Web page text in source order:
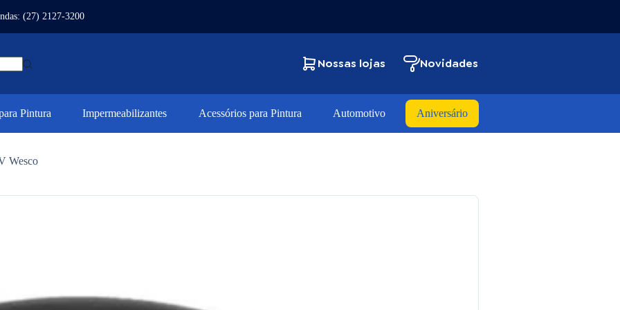
(27) 2127-3200
Nossas lojas Novidades
Pintura Impermeabilizantes Acessórios para Pintura Automotivo Aniversário
Wesco